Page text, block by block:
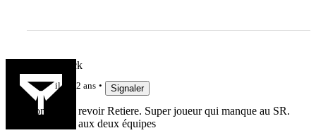
Yellowblack
il y a 2 ans Signaler
Content de revoir Retiere. Super joueur qui manque au SR.
Bon match aux deux équipes